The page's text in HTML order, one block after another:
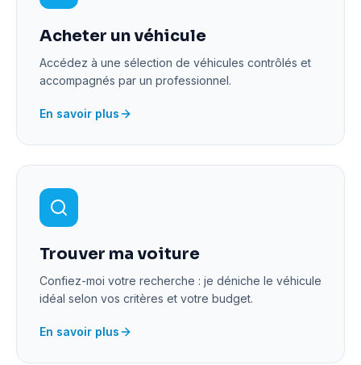
Acheter un véhicule
Accédez à une sélection de véhicules contrôlés et
accompagnés par un professionnel.
En savoir plus
Trouver ma voiture
Confiez-moi votre recherche : je déniche le véhicule
idéal selon vos critères et votre budget.
En savoir plus